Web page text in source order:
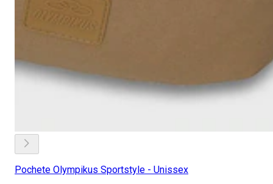
Pochete Olympikus Sportstyle - Unissex